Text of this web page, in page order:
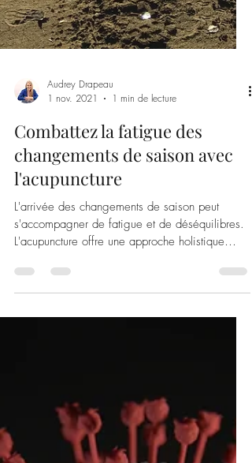
Audrey Drapeau
1 nov. 2021
1 min de lecture
Combattez la fatigue des
changements de saison avec
l'acupuncture
L'arrivée des changements de saison peut
s'accompagner de fatigue et de déséquilibres.